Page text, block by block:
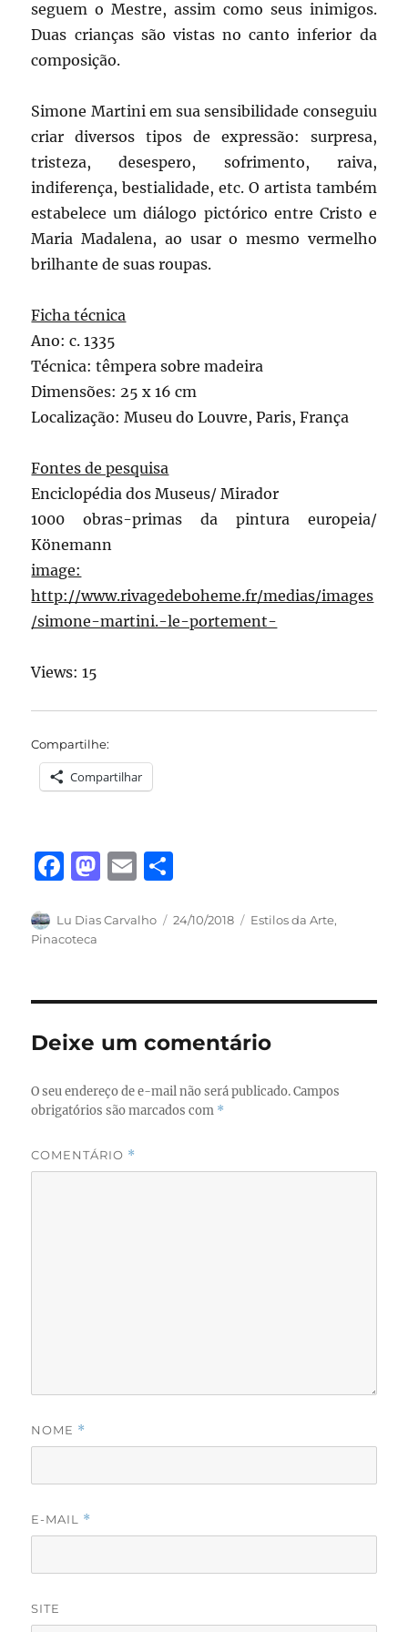
seguem o Mestre, assim como seus inimigos.
Duas crianças são vistas no canto inferior da
composição.
Simone Martini em sua sensibilidade conseguiu
criar diversos tipos de expressão: surpresa,
tristeza, desespero, sofrimento, raiva,
indiferença, bestialidade, etc. O artista também
estabelece um diálogo pictórico entre Cristo e
Maria Madalena, ao usar o mesmo vermelho
brilhante de suas roupas.
Ficha técnica
Ano: c. 1335
Técnica: têmpera sobre madeira
Dimensões: 25 x 16 cm
Localização: Museu do Louvre, Paris, França
Fontes de pesquisa
Enciclopédia dos Museus/ Mirador
1000 obras-primas da pintura europeia/
Könemann
image:
http://www.rivagedeboheme.fr/medias/images
/simone-martini.-le-portement-
Views: 15
Compartilhe:
Compartilhar
F
c
e
o
o
M
st
o
n
E
ai a
Autor
Lu Dias Carvalho
Publicado
24/10/2018 Categorias
Estilos da Arte,
Pinacoteca
Deixe um comentário
O seu endereço de e-mail não será publicado. Campos
obrigatórios são marcados com *
COMENTÁRIO *
NOME *
E-MAIL *
SITE